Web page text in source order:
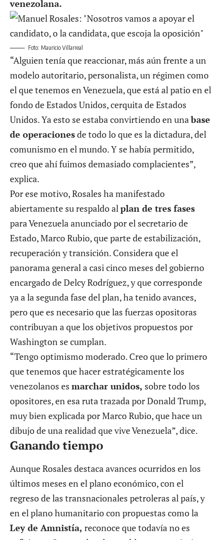
venezolana.
Foto: Mauricio Villarreal
“Alguien tenía que reaccionar, más aún frente a un
modelo autoritario, personalista, un régimen como
el que tenemos en Venezuela, que está al patio en el
fondo de Estados Unidos, cerquita de Estados
Unidos. Ya esto se estaba convirtiendo en unabase
de operacionesde todo lo que es la dictadura, del
comunismo en el mundo. Y se había permitido,
creo que ahí fuimos demasiado complacientes”,
explica.
Por ese motivo, Rosales ha manifestado
abiertamente su respaldo al plan de tres fases
para Venezuela anunciado por el secretario de
Estado, Marco Rubio, que parte de estabilización,
recuperación y transición. Considera que el
panorama general a casi cinco meses del gobierno
encargado de Delcy Rodríguez, y que corresponde
ya a la segunda fase del plan, ha tenido avances,
pero que es necesario que las fuerzas opositoras
contribuyan a que los objetivos propuestos por
Washington se cumplan.
“Tengo optimismo moderado. Creo que lo primero
que tenemos que hacer estratégicamente los
venezolanos es marchar unidos, sobre todo los
opositores, en esa ruta trazada por Donald Trump,
muy bien explicada por Marco Rubio, que hace un
dibujo de una realidad que vive Venezuela”, dice.
Ganando tiempo
Aunque Rosales destaca avances ocurridos en los
últimos meses en el plano económico, con el
regreso de las transnacionales petroleras al país, y
en el plano humanitario con propuestas como la
Ley de Amnistía, reconoce que todavía no es